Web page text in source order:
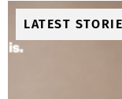
LATEST